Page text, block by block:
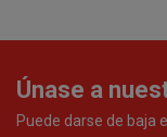
Únase a
Puede darse de baja